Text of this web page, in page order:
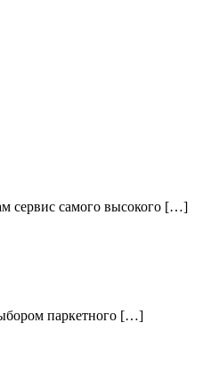
сервис самого высокого […]
паркетного […]